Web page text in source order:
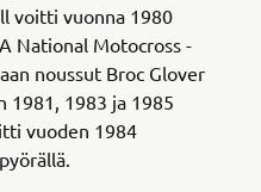
voitti vuonna 1980
National Motocross -
noussut Broc Glover
1981, 1983 ja 1985
vuoden 1984